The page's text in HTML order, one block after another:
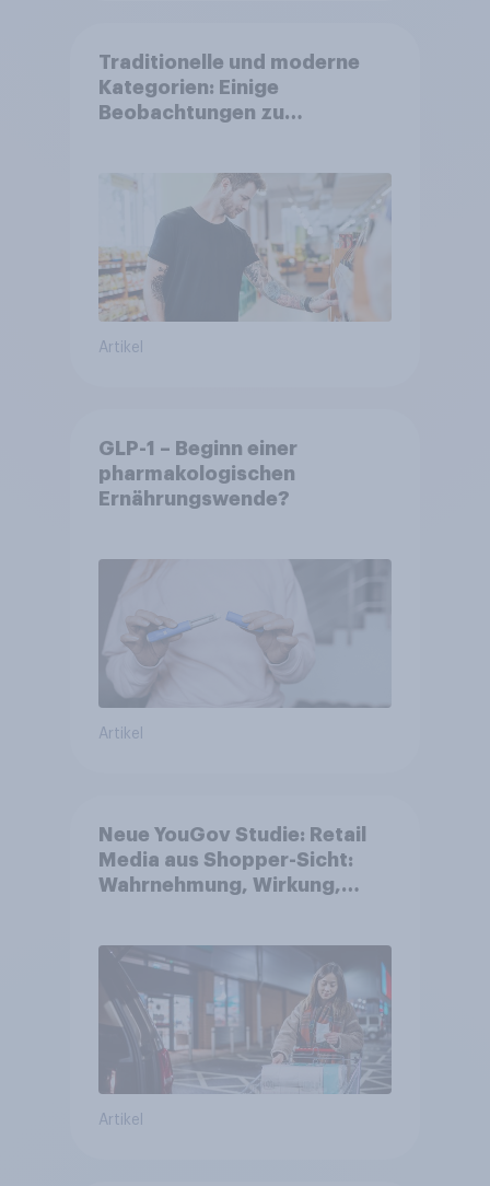
Traditionelle und moderne
Kategorien: Einige
Beobachtungen zu
Artikel
GLP-1 – Beginn einer
pharmakologischen
Ernährungswende?
Artikel
Neue YouGov Studie: Retail
Media aus Shopper-Sicht:
Wahrnehmung, Wirkung,
Artikel